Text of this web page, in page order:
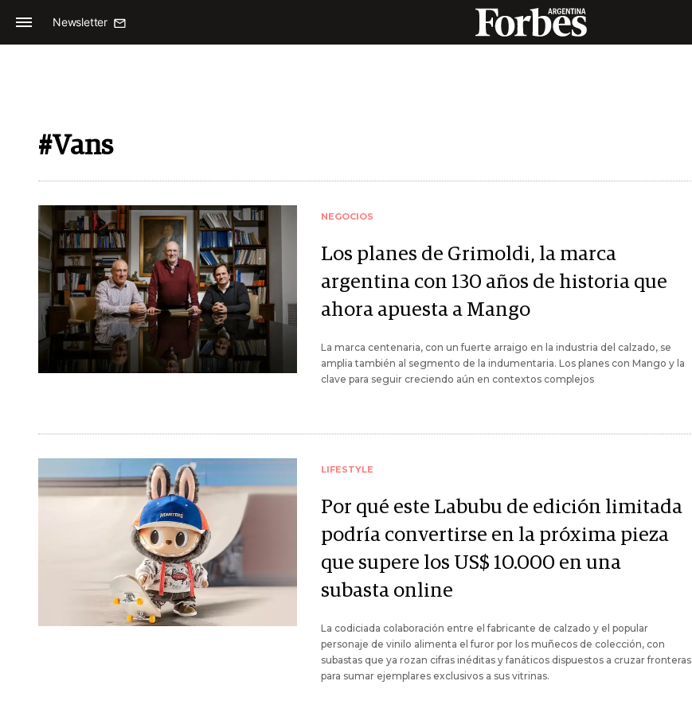
Newsletter
#Vans
NEGOCIOS
Los planes de Grimoldi, la marca
argentina con 130 años de historia que
ahora apuesta a Mango
La marca centenaria, con un fuerte arraigo en la industria del calzado, se
amplia también al segmento de la indumentaria. Los planes con Mango y la
clave para seguir creciendo aún en contextos complejos
LIFESTYLE
Por qué este Labubu de edición limitada
podría convertirse en la próxima pieza
que supere los US$ 10.000 en una
subasta online
La codiciada colaboración entre el fabricante de calzado y el popular
personaje de vinilo alimenta el furor por los muñecos de colección, con
subastas que ya rozan cifras inéditas y fanáticos dispuestos a cruzar fronteras
para sumar ejemplares exclusivos a sus vitrinas.